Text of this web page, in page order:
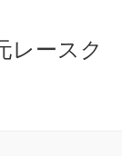
レースク